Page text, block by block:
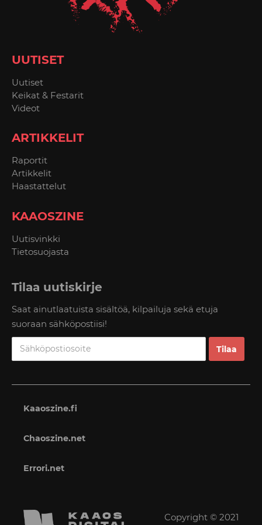
UUTISET
Uutiset
Keikat & Festarit
Videot
ARTIKKELIT
Raportit
Artikkelit
Haastattelut
KAAOSZINE
Uutisvinkki
Tietosuojasta
Tilaa uutiskirje
Saat ainutlaatuista sisältöä, kilpailuja sekä etuja
suoraan sähköpostiisi!
Kaaoszine.fi
Chaoszine.net
Errori.net
Copyright © 2021